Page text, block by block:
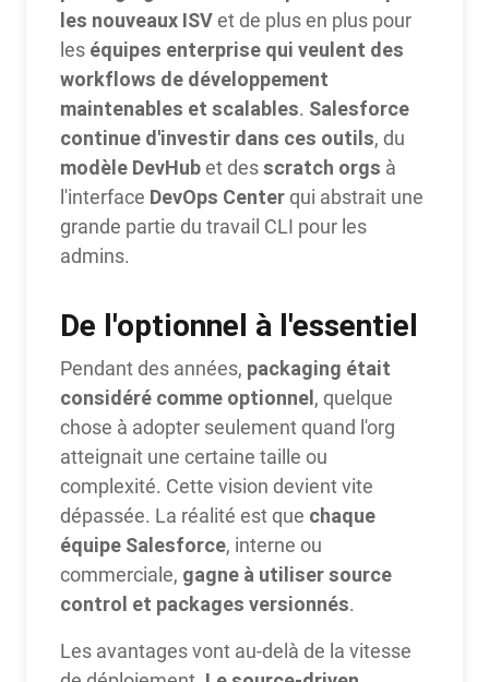
les nouveaux ISVet de plus en plus pour
les équipes enterprise qui veulent des
workflows de développement
maintenables et scalables. Salesforce
continue d'investir dans ces outils, du
modèle DevHubet desscratch orgs à
l'interface DevOps Centerqui abstrait une
grande partie du travail CLI pour les
admins.
De l'optionnel à l'essentiel
Pendant des années, packaging était
considéré comme optionnel, quelque
chose à adopter seulement quand l'org
atteignait une certaine taille ou
complexité. Cette vision devient vite
dépassée. La réalité est que chaque
équipe Salesforce, interne ou
commerciale, gagne à utiliser source
control et packages versionnés.
Les avantages vont au-delà de la vitesse